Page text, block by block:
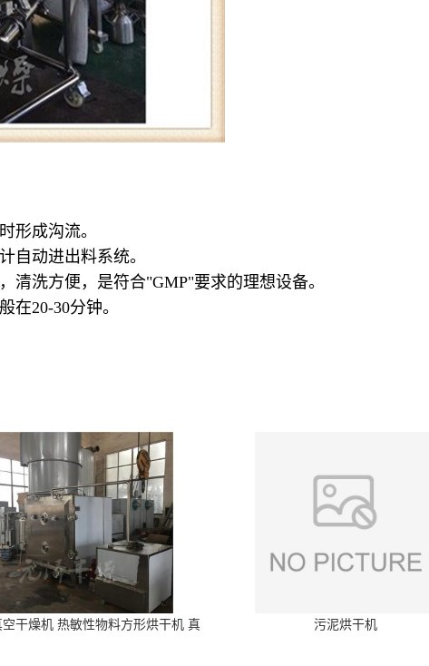
形成沟流。
自动进出料系统。
清洗方便，是符合"GMP"要求的理想设备。
在20-30分钟。
空干燥机 热敏性物料方形烘干机 真
污泥烘干机